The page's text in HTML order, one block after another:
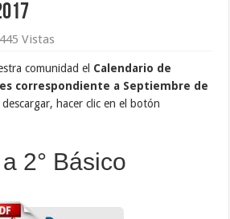
445 Vistas
comunidad el Calendario de
correspondiente a Septiembre de
hacer clic en el botón
a 2° Básico